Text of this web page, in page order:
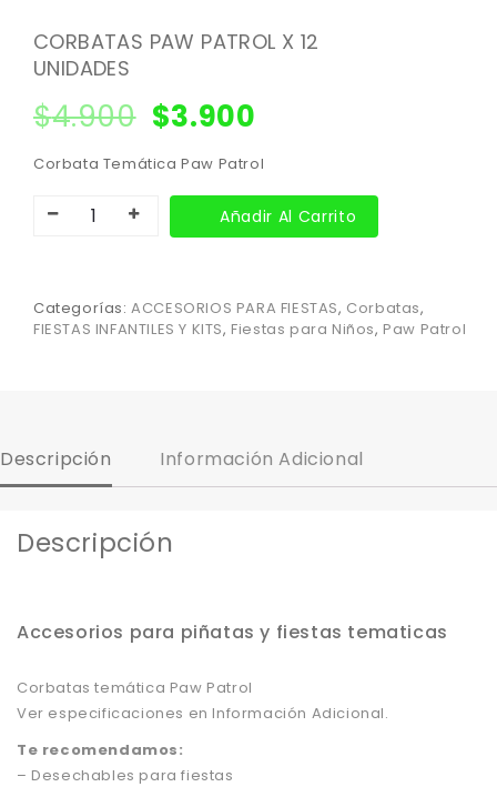
CORBATAS PAW PATROL X 12
UNIDADES
$4.900 $3.900
Corbata Temática Paw Patrol
Añadir Al Carrito
Categorías:ACCESORIOS PARA FIESTAS, Corbatas,
FIESTAS INFANTILES Y KITS, Fiestas para Niños, Paw Patrol
Descripción Información Adicional
Descripción
Accesorios para piñatas y fiestas tematicas
Corbatas temática Paw Patrol
Ver especificaciones en Información Adicional.
Te recomendamos:
– Desechables para fiestas